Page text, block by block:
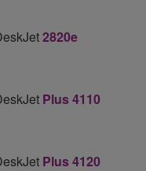
2820e
Plus 4110
Plus 4120